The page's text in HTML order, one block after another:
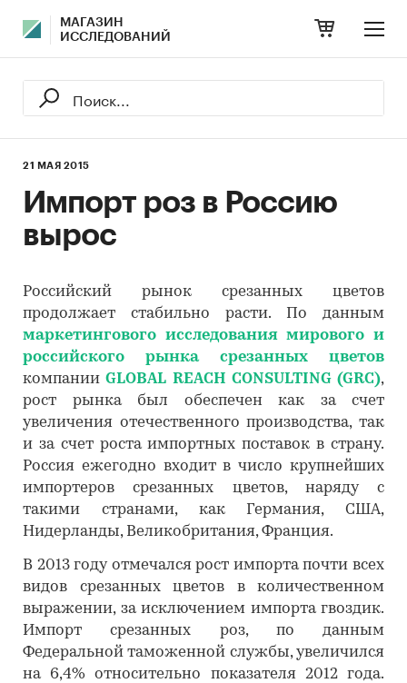
МАГАЗИН
ИССЛЕДОВАНИЙ
21 МАЯ 2015
Импорт роз в Россию
вырос
Российский рынок срезанных цветов
продолжает стабильно расти. По данным
маркетингового исследования мирового и
российского рынка срезанных цветов
компанииGLOBAL REACH CONSULTING (GRC),
рост рынка был обеспечен как за счет
увеличения отечественного производства, так
и за счет роста импортных поставок в страну.
Россия ежегодно входит в число крупнейших
импортеров срезанных цветов, наряду с
такими странами, как Германия, США,
Нидерланды, Великобритания, Франция.
В 2013 году отмечался рост импорта почти всех
видов срезанных цветов в количественном
выражении, за исключением импорта гвоздик.
Импорт срезанных роз, по данным
Федеральной таможенной службы, увеличился
на 6,4% относительно показателя 2012 года.